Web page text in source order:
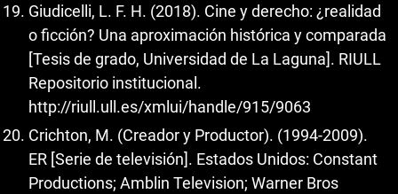
Giudicelli, L. F. H. (2018). Cine y derecho: ¿realidad
o ficción? Una aproximación histórica y comparada
[Tesis de grado, Universidad de La Laguna]. RIULL
Repositorio institucional.
http://riull.ull.es/xmlui/handle/915/9063
Crichton, M. (Creador y Productor). (1994-2009).
ER [Serie de televisión]. Estados Unidos: Constant
Productions; Amblin Television; Warner Bros